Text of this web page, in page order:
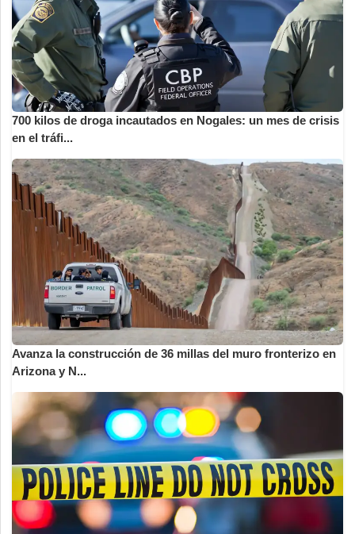
700 kilos de droga incautados en Nogales: un mes de crisis
en el tráfi...
Avanza la construcción de 36 millas del muro fronterizo en
Arizona y N...